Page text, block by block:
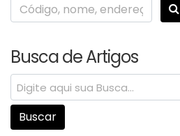
Busca de Artigos